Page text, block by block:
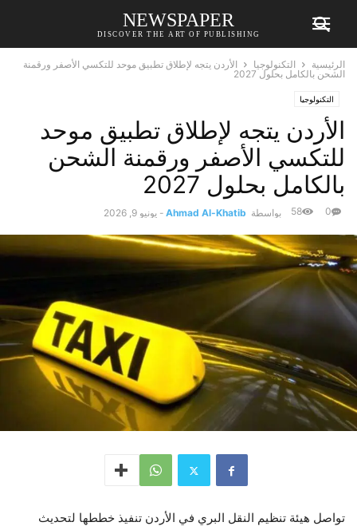
NEWSPAPER
DISCOVER THE ART OF PUBLISHING
الرئيسية التكنولوجيا
الأردن يتجه لإطلاق تطبيق موحد للتكسي الأصفر ورقمنة
الشحن بالكامل بحلول 2027
التكنولوجيا
الأردن يتجه لإطلاق تطبيق موحد
للتكسي الأصفر ورقمنة الشحن
بالكامل بحلول 2027
بواسطة Ahmad Al-Khatib
- يونيو 9, 2026 0
58
تواصل هيئة تنظيم النقل البري في الأردن تنفيذ خططها لتحديث